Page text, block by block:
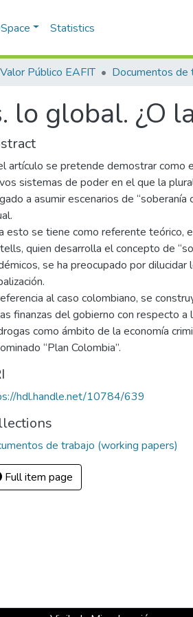
Statistics
Valor Público EAFIT
lo global. ¿O
artículo se pretende demostrar
sistemas de poder en el que la
a asumir escenarios de
esto se tiene como referente teórico,
quien desarrolla el concepto de
se ha preocupado por
al caso colombiano, se
finanzas del gobierno con respecto
como ámbito de la economía
“Plan Colombia”.
hdl.handle.net/10784/639
de trabajo (working papers)
Full item page